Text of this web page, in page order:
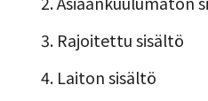
Rajoitettu sisältö
Laiton sisältö